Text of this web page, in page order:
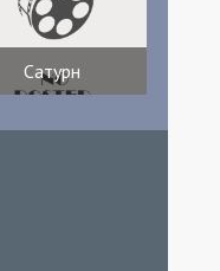
Сатурн